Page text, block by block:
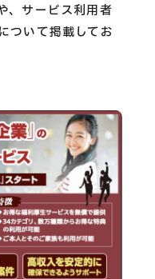
、サービス利用者
ついて掲載してお